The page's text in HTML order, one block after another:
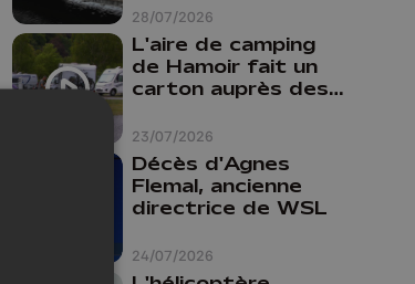
28/07/2026
budget pour le
faire
23/07/2026
L'aire de camping
de Hamoir fait un
carton auprès des
24/07/2026
Décès d'Agnes
Flemal, ancienne
directrice de WSL